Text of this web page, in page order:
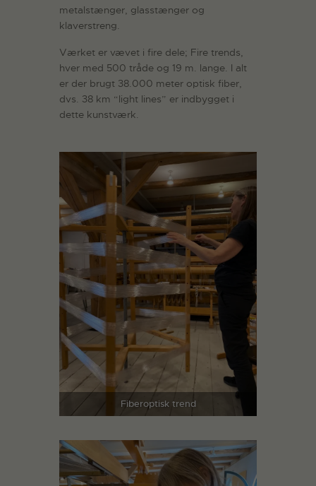
metalstænger, glasstænger og
klaverstreng.
Værket er vævet i fire dele; Fire trends,
hver med 500 tråde og 19 m. lange. I alt
er der brugt 38.000 meter optisk fiber,
dvs. 38 km “light lines” er indbygget i
dette kunstværk.
Fiberoptisk trend